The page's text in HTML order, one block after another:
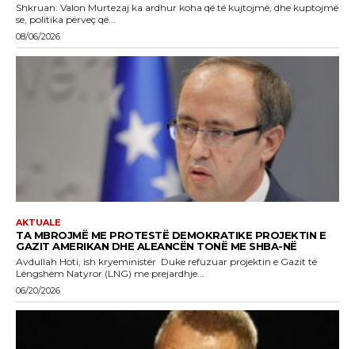
Shkruan: Valon Murtezaj ka ardhur koha që të kujtojmë, dhe kuptojmë
se, politika përveç që...
08/06/2026
AKTUALE
TA MBROJMË ME PROTESTË DEMOKRATIKE PROJEKTIN E
GAZIT AMERIKAN DHE ALEANCËN TONË ME SHBA-NË
Avdullah Hoti, ish kryeministër Duke refuzuar projektin e Gazit të
Lëngshëm Natyror (LNG) me prejardhje...
06/20/2026